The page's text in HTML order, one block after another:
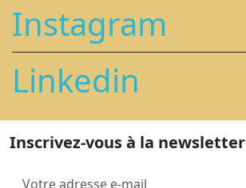
Instagram
Linkedin
Inscrivez-vous à la newsletter